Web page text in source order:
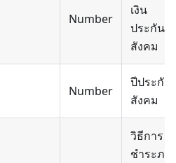
Number
เงิน
ประกัน
สังคม
Number
ปีประกัน
สังคม
วิธีการ
ชำระภา